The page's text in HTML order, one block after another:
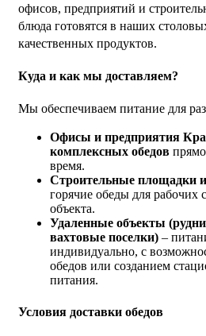
офисов, предприятий и
блюда готовятся в наших
качественных продуктов.
Куда и как мы доставляем?
Мы обеспечиваем питание для
Офисы и предприятия
комплексных обедов
время.
Строительные площадки и
горячие обеды для рабочих
объекта.
Удаленные объекты
вахтовые поселки) –
индивидуально, с
обедов или созданием
питания.
Условия доставки обедов